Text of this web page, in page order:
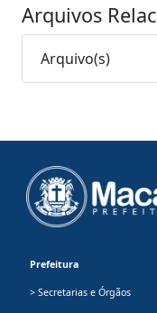
Arquivos
Arquivo(s)
Prefeitura
> Secretarias e Órgãos